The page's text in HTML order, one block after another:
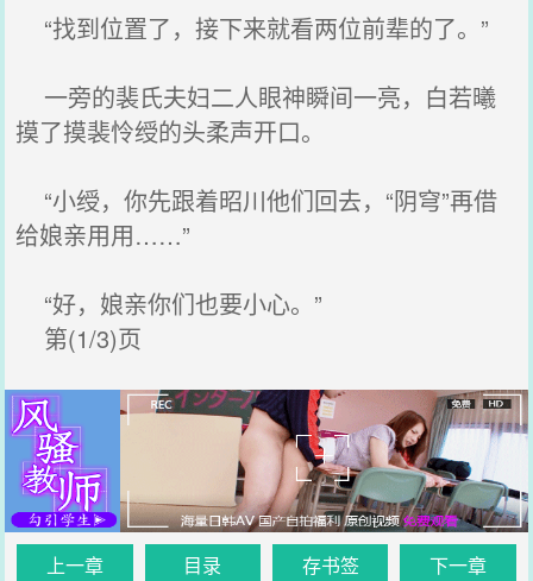
“找到位置了，接下来就看两位前辈的了。”
一旁的裴氏夫妇二人眼神瞬间一亮，白若曦
摸了摸裴怜绶的头柔声开口。
“小绶，你先跟着昭川他们回去，“阴穹”再借
给娘亲用用……”
“好，娘亲你们也要小心。”
第(1/3)页
上一章 目录 存书签 下一章